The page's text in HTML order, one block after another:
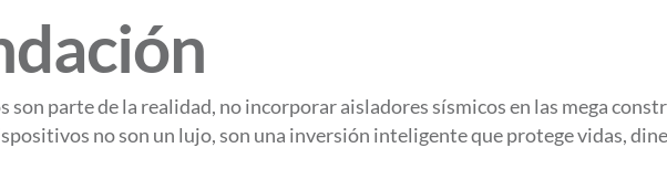
son parte de la realidad, no incorporar aisladores sísmicos en las mega
no son un lujo, son una inversión inteligente que protege vidas,